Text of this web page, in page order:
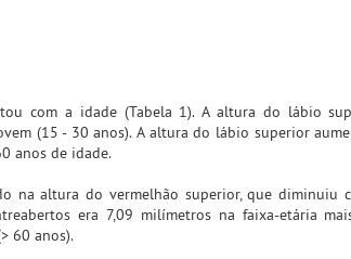
com a idade (Tabela 1). A altura do lábio
(15 - 30 anos). A altura do lábio superior
anos de idade.
na altura do vermelhão superior, que diminuiu
era 7,09 milímetros na faixa-etária
60 anos).